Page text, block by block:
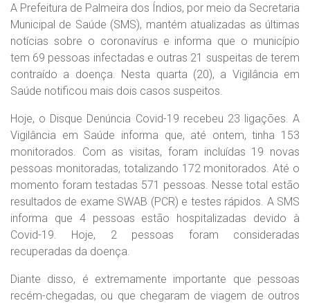
A Prefeitura de Palmeira dos Índios, por meio da Secretaria
Municipal de Saúde (SMS), mantém atualizadas as últimas
notícias sobre o coronavírus e informa que o município
tem 69 pessoas infectadas e outras 21 suspeitas de terem
contraído a doença. Nesta quarta (20), a Vigilância em
Saúde notificou mais dois casos suspeitos.
Hoje, o Disque Denúncia Covid-19 recebeu 23 ligações. A
Vigilância em Saúde informa que, até ontem, tinha 153
monitorados. Com as visitas, foram incluídas 19 novas
pessoas monitoradas, totalizando 172 monitorados. Até o
momento foram testadas 571 pessoas. Nesse total estão
resultados de exame SWAB (PCR) e testes rápidos. A SMS
informa que 4 pessoas estão hospitalizadas devido à
Covid-19. Hoje, 2 pessoas foram consideradas
recuperadas da doença.
Diante disso, é extremamente importante que pessoas
recém-chegadas, ou que chegaram de viagem de outros